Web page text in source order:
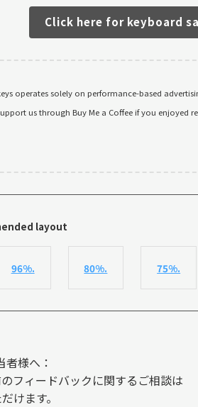
Click here for keyboard
operates solely on performance-based
us through Buy Me a Coffee if you
layout
96%. 80%. 75%.
様へ：
フィードバックに関するご相談は
けます。